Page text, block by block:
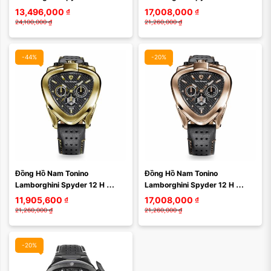
Steel T20SH-B Màu Đen Vàng
13,496,000 ₫
24,100,000 ₫
Chronograph Steel T20CH-A
Màu Bạc
17,008,000 ₫
21,260,000 ₫
-44%
Đồng Hồ Nam Tonino
Lamborghini Spyder 12 H
Chronograph Steel T20CH-B
Màu Đen Vàng
11,905,600 ₫
21,260,000 ₫
-20%
Đồng Hồ Nam Tonino
Lamborghini Spyder 12 H
Chronograph Steel T20CH-C
Màu Đen
17,008,000 ₫
21,260,000 ₫
-20%
Màu mặt:
Xóa